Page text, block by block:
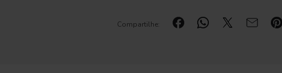
Compartilhe: